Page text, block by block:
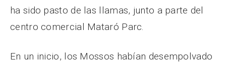
ha sido pasto de las llamas, junto a parte del
centro comercial Mataró Parc.
En un inicio, los Mossos habían desempolvado